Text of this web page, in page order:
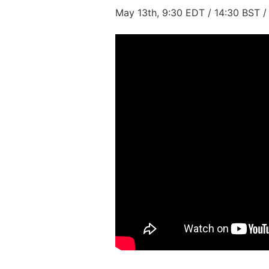
May 13th, 9:30 EDT / 14:30 BST /